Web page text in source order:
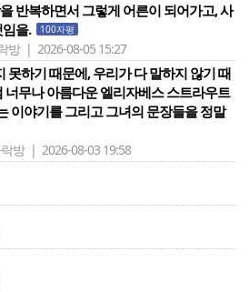
반복하면서 그렇게 어른이 되어가고, 사
을.
100자평
방 | 2026-08-05 15:27
못하기 때문에, 우리가 다 말하지 않기 때
너무나 아름다운 엘리자베스 스트라우트
이야기를 그리고 그녀의 문장들을 정말
방 | 2026-08-03 19:58